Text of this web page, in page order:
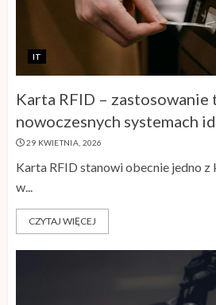
IT
Karta RFID –
nowoczesnych systemach
29 KWIETNIA, 2026
Karta RFID stanowi obecnie jedno
w...
CZYTAJ WIĘCEJ